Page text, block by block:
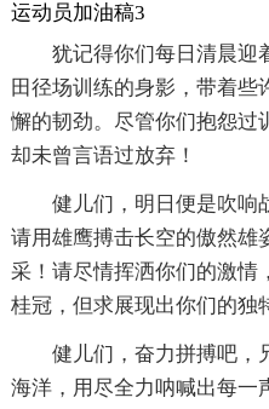
运动员加油稿3
犹记得你们每日清晨迎
田径场训练的身影，带着些
懈的韧劲。尽管你们抱怨过
却未曾言语过放弃！
健儿们，明日便是吹响
请用雄鹰搏击长空的傲然雄
采！请尽情挥洒你们的激情
桂冠，但求展现出你们的独
健儿们，奋力拼搏吧，
海洋，用尽全力呐喊出每一